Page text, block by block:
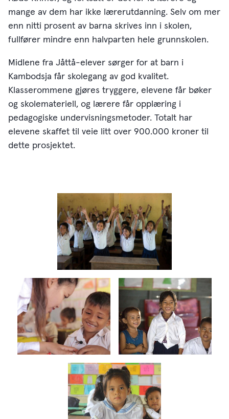
mange av dem har ikke lærerutdanning. Selv om mer
enn nitti prosent av barna skrives inn i skolen,
fullfører mindre enn halvparten hele grunnskolen.
Midlene fra Jåttå-elever sørger for at barn i
Kambodsja får skolegang av god kvalitet.
Klasserommene gjøres tryggere, elevene får bøker
og skolemateriell, og lærere får opplæring i
pedagogiske undervisningsmetoder. Totalt har
elevene skaffet til veie litt over 900.000 kroner til
dette prosjektet.